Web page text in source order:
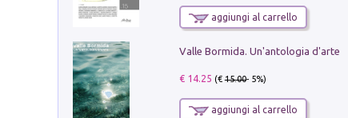
aggiungi al carrello
Valle Bormida. Un'antologia d'arte
€ 14.25 (€15.00- 5%)
aggiungi al carrello